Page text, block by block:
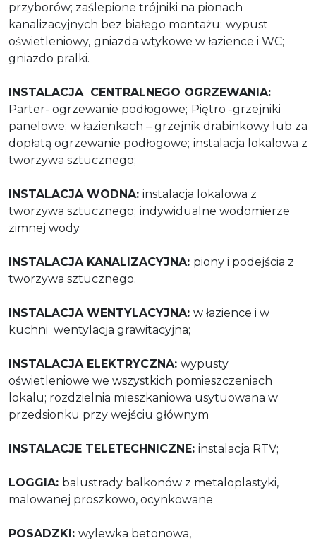
przyborów; zaślepione trójniki na pionach
kanalizacyjnych bez białego montażu; wypust
oświetleniowy, gniazda wtykowe w łazience i WC;
gniazdo pralki.
INSTALACJA CENTRALNEGO OGRZEWANIA:
Parter- ogrzewanie podłogowe; Piętro -grzejniki
panelowe; w łazienkach – grzejnik drabinkowy lub za
dopłatą ogrzewanie podłogowe; instalacja lokalowa z
tworzywa sztucznego;
INSTALACJA WODNA: instalacja lokalowa z
tworzywa sztucznego; indywidualne wodomierze
zimnej wody
INSTALACJA KANALIZACYJNA: piony i podejścia z
tworzywa sztucznego.
INSTALACJA WENTYLACYJNA: w łazience i w
kuchni wentylacja grawitacyjna;
INSTALACJA ELEKTRYCZNA: wypusty
oświetleniowe we wszystkich pomieszczeniach
lokalu; rozdzielnia mieszkaniowa usytuowana w
przedsionku przy wejściu głównym
INSTALACJE TELETECHNICZNE: instalacja RTV;
LOGGIA: balustrady balkonów z metaloplastyki,
malowanej proszkowo, ocynkowane
POSADZKI: wylewka betonowa,